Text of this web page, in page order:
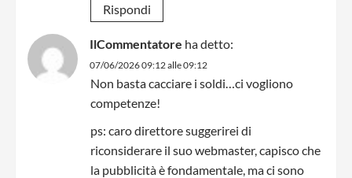
Rispondi
IlCommentatore ha detto:
07/06/2026 09:12 alle 09:12
Non basta cacciare i soldi…ci vogliono
competenze!
ps: caro direttore suggerirei di
riconsiderare il suo webmaster, capisco che
la pubblicità è fondamentale, ma ci sono